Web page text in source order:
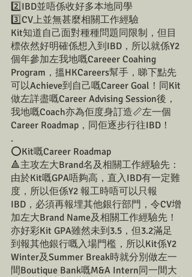
2️⃣IBD並唔係收好多本地同學
3️⃣CV上並無甚麼相關工作經驗
Kit知道自己面對種種問題同限制，但目
標依然好明確係想入到IBD，所以就係Y2
個年參加左我地嘅Careeer Coahing
Program，搵HKCareers幫手，睇下點先
可以Achieve到自己嘅Career Goal！同Kit
做左詳盡嘅Career Advising Session後，
我地嘅Coach亦為佢度身訂造📏左一個
Career Roadmap，同佢逐步行往IBD！
.
⭕Kit嘅Career Roadmap
🔺主攻左大Brand名及相關工作經驗先：
由於Kit嘅GPA唔夠高，直入IBD有一定難
度，所以佢係Y2 報工時唔可以只報
IBD，必須再報埋其他銀行部門，令CV增
加左大Brand Name及相關工作經驗先！
亦好彩Kit GPA雖然未到3.5，但3.2滿足
到報其他銀行嘅入場門檻，所以Kit係Y2
Winter及Summer Break時就分別做左一
間Boutique Bank嘅M&A Intern同一間大